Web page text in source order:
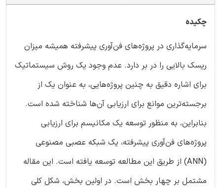
چکیده
سرمایه‌گذاری در پروژه‌های فن‌آوری پیشرفته همیشه میزان
ریسک بالایی را در بر دارد. عدم وجود یک روش سیستماتیک
برای اشاره دقیق به چنین پروژه‌هایی، به عنوان یک از
برجسته‌ترین موانع برای ارزیابی آن‌ها شناخته شده است.
بنابراین، به منظور توسعه یک مکانیسم برای ارزیابی
پروژه‌های فن‌آوری پیشرفته، یک شبکه عصبی مصنوعی
(ANN) از طریق این مطالعه توسعه یافته است. این مقاله
مشتمل بر چهار بخش است. در اولین بخش، شکل کلی